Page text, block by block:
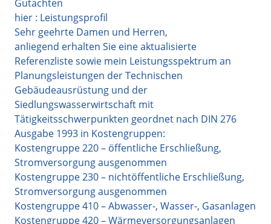
Gutachten
hier : Leistungsprofil
Sehr geehrte Damen und Herren,
anliegend erhalten Sie eine aktualisierte
Referenzliste sowie mein Leistungsspektrum an
Planungsleistungen der Technischen
Gebäudeausrüstung und der
Siedlungswasserwirtschaft mit
Tätigkeitsschwerpunkten geordnet nach DIN 276
Ausgabe 1993 in Kostengruppen:
Kostengruppe 220 – öffentliche Erschließung,
Stromversorgung ausgenommen
Kostengruppe 230 – nichtöffentliche Erschließung,
Stromversorgung ausgenommen
Kostengruppe 410 – Abwasser-, Wasser-, Gasanlagen
Kostengruppe 420 – Wärmeversorgungsanlagen